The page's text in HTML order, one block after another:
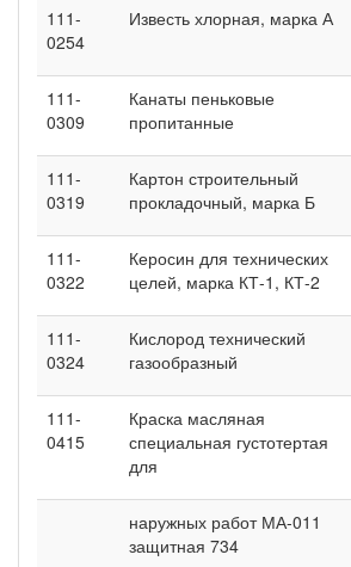
111-
0254
Известь хлорная, марка А
111-
0309
Канаты пеньковые
пропитанные
111-
0319
Картон строительный
прокладочный, марка Б
111-
0322
Керосин для технических
целей, марка КТ-1, КТ-2
111-
0324
Кислород технический
газообразный
111-
0415
Краска масляная
специальная густотертая
для
наружных работ МА-011
защитная 734